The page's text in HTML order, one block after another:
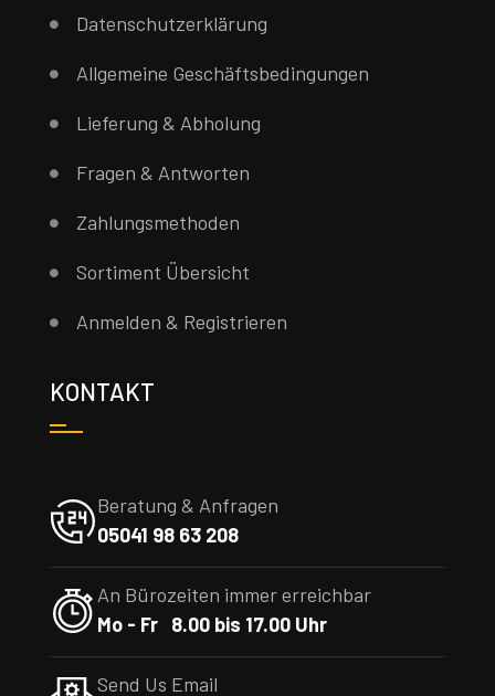
Datenschutzerklärung
Allgemeine Geschäftsbedingungen
Lieferung & Abholung
Fragen & Antworten
Zahlungsmethoden
Sortiment Übersicht
Anmelden & Registrieren
KONTAKT
Beratung & Anfragen
05041 98 63 208
An Bürozeiten immer erreichbar
Mo - Fr 8.00 bis 17.00 Uhr
Send Us Email